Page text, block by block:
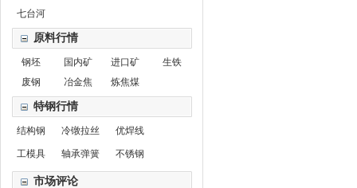
七台河
原料行情
钢坯 国内矿 进口矿
生铁
废钢
冶金焦 炼焦煤
特钢行情
结构钢 冷镦拉丝 优焊线
工模具 轴承弹簧 不锈钢
市场评论